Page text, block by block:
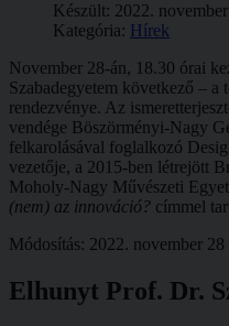
Készült: 2022.
Kategória: Hírek
November 28-án, 18.30 órai
Szabadegyetem következő – a
rendezvénye. Az
vendége Böszörményi-Nagy
felkarolásával foglalkozó
vezetője, a 2015-ben létrejött
Moholy-Nagy Művészeti
(nem) az innováció? címmel
Módosítás: 2022. november 28
Elhunyt Prof. Dr.